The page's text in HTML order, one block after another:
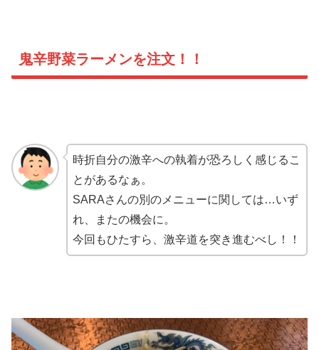
鬼辛野菜ラーメンを注文！！
時折自分の激辛への執着が恐ろしく感じるこ
とがあるなぁ。
SARAさんの別のメニューに関しては…いず
れ、またの機会に。
今回もひたすら、激辛道を突き進むべし！！